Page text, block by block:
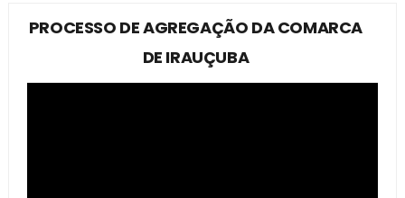
PROCESSO DE AGREGAÇÃO DA COMARCA
DE IRAUÇUBA